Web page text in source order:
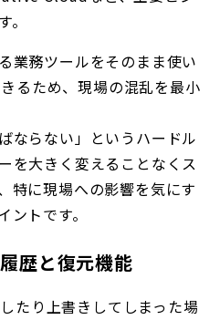
業務ツールをそのまま使い
るため、現場の混乱を最小
ならない」というハードル
を大きく変えることなくス
特に現場への影響を気にす
トです。
歴と復元機能
たり上書きしてしまった場